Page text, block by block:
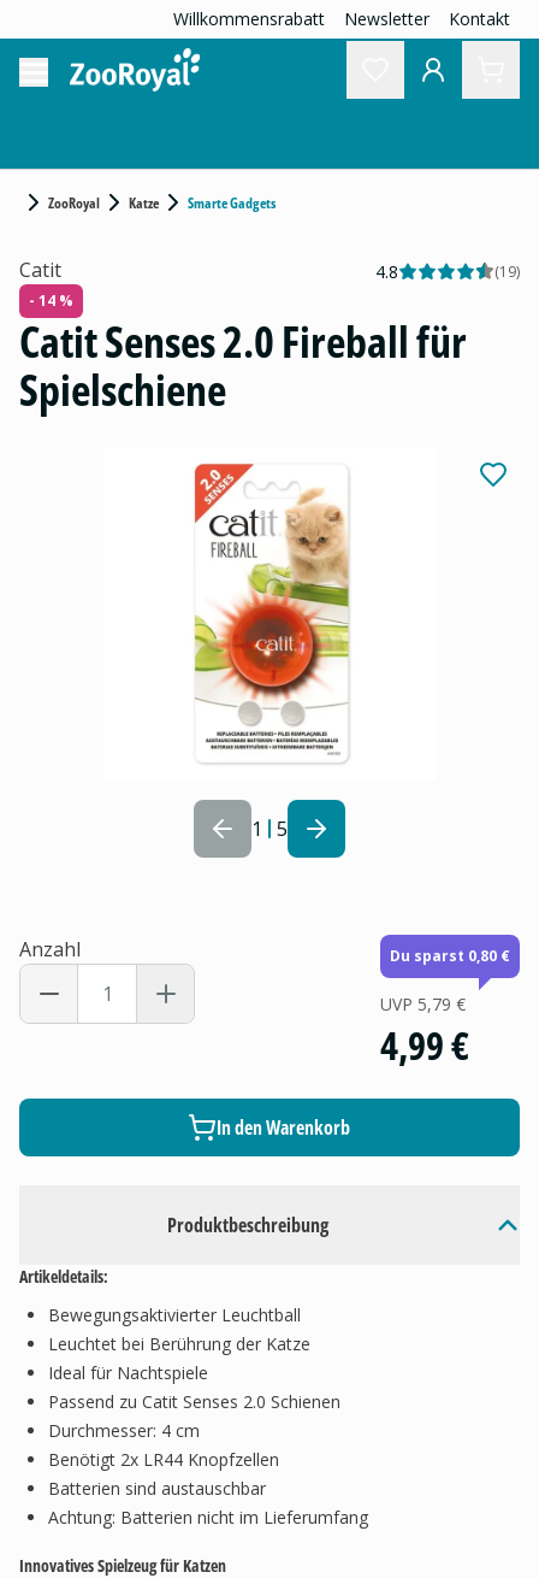
Willkommensrabatt Newsletter Kontakt
ZooRoyal Katze Smarte Gadgets
1 5
Produktbeschreibung
Artikeldetails:
Bewegungsaktivierter Leuchtball
Leuchtet bei Berührung der Katze
Ideal für Nachtspiele
Passend zu Catit Senses 2.0 Schienen
Durchmesser: 4 cm
Benötigt 2x LR44 Knopfzellen
Batterien sind austauschbar
Achtung: Batterien nicht im Lieferumfang
Innovatives Spielzeug für Katzen
Catit 4.8 (19)
- 14 %
Catit Senses 2.0 Fireball für
Spielschiene
Anzahl Du sparst 0,80 €
UVP 5,79 €
4,99 €
In den Warenkorb